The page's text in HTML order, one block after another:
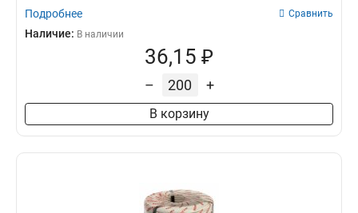
Подробнее Сравнить
Наличие: В наличии
36,15 ₽
– +
В корзину